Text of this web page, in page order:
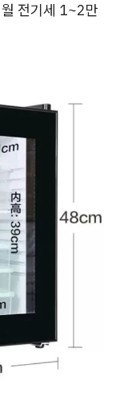
전기세 1~2만